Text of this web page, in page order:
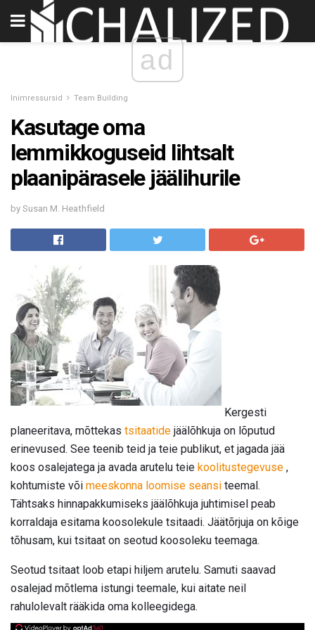
ad
Inimressursid Team Building
Kasutage oma
lemmikkoguseid lihtsalt
plaanipärasele jäälihurile
by Susan M. Heathfield
Kergesti
planeeritava, mõttekas tsitaatide jäälõhkuja on lõputud
erinevused. See teenib teid ja teie publikut, et jagada jää
koos osalejatega ja avada arutelu teie koolitustegevuse ,
kohtumiste või meeskonna loomise seansi teemal.
Tähtsaks hinnapakkumiseks jäälõhkuja juhtimisel peab
korraldaja esitama koosolekule tsitaadi. Jäätõrjuja on kõige
tõhusam, kui tsitaat on seotud koosoleku teemaga.
Seotud tsitaat loob etapi hiljem arutelu. Samuti saavad
osalejad mõtlema istungi teemale, kui aitate neil
rahulolevalt rääkida oma kolleegidega.